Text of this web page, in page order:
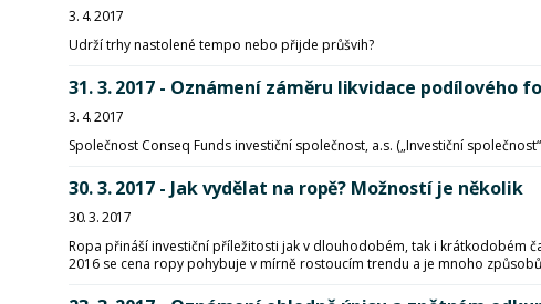
3. 4. 2017
Udrží trhy nastolené tempo nebo přijde průšvih?
31. 3. 2017 - Oznámení záměru likvidace podílového
3. 4. 2017
Společnost Conseq Funds investiční společnost, a.s. („Investiční
30. 3. 2017 - Jak vydělat na ropě? Možností je několik
30. 3. 2017
Ropa přináší investiční příležitosti jak v dlouhodobém, tak i krátkodobém
2016 se cena ropy pohybuje v mírně rostoucím trendu a je mnoho